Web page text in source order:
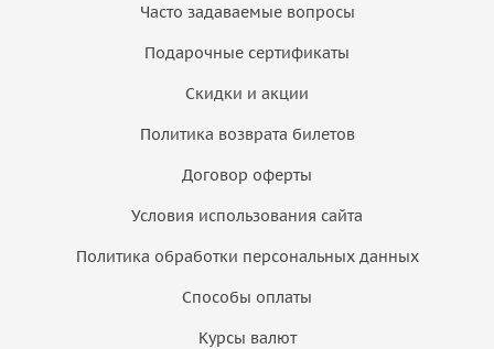
Часто задаваемые вопросы
Подарочные сертификаты
Скидки и акции
Политика возврата билетов
Договор оферты
Условия использования сайта
Политика обработки персональных данных
Способы оплаты
Курсы валют